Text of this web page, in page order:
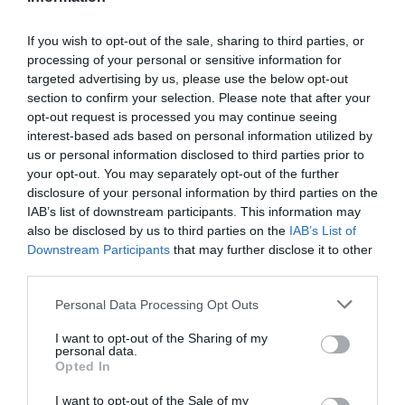
If you wish to opt-out of the sale, sharing to third parties, or
processing of your personal or sensitive information for
targeted advertising by us, please use the below opt-out
section to confirm your selection. Please note that after your
opt-out request is processed you may continue seeing
interest-based ads based on personal information utilized by
us or personal information disclosed to third parties prior to
your opt-out. You may separately opt-out of the further
disclosure of your personal information by third parties on the
IAB’s list of downstream participants. This information may
also be disclosed by us to third parties on the IAB’s List of
Downstream Participants that may further disclose it to other
Please note that this website/app uses one or more Google
not limited to your visit or usage behaviour. You may click to
grant or deny consent to Google and its third-party tags to
use your data for below specified purposes in below Google
consent section.
Personal Data Processing Opt Outs
I want to opt-out of the Sharing of my
personal data.
Opted In
I want to opt-out of the Sale of my
Newsκαι μάθετε πρώτοι όλες τις ειδήσεις
TAGS: ΣΥΝΤΑΓΗ
ΠΕΡΙΣΣΟΤΕΡA